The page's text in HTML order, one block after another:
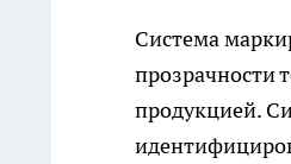
Система
прозрачности
продукцией.